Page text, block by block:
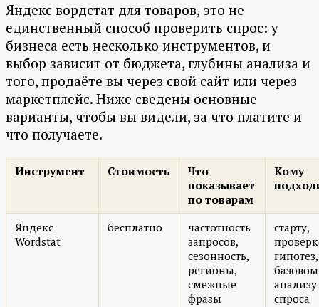
Яндекс вордстат для товаров, это не
единственный способ проверить спрос: у
бизнеса есть несколько инструментов, и
выбор зависит от бюджета, глубины анализа и
того, продаёте вы через свой сайт или через
маркетплейс. Ниже сведены основные
варианты, чтобы вы видели, за что платите и
что получаете.
Инструмент Стоимость
Что
показывает
по товарам
Кому
Яндекс
Wordstat
бесплатно
частотность
запросов,
сезонность,
регионы,
смежные
фразы
старту,
гипотез,
анализу
спроса